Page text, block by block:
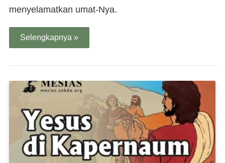
menyelamatkan umat-Nya.
Selengkapnya »